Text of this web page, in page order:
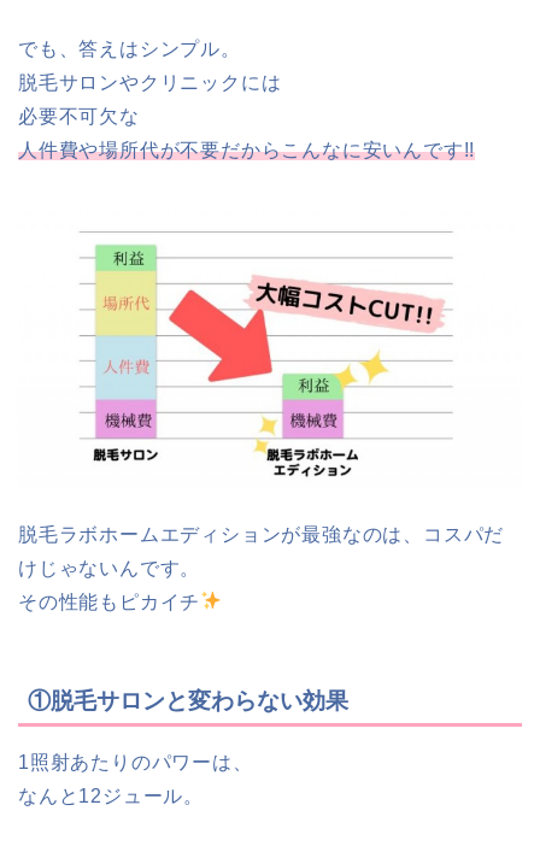
でも、答えはシンプル。
脱毛サロンやクリニックには
必要不可欠な
人件費や場所代が不要だからこんなに安いんです!!
脱毛ラボホームエディションが最強なのは、コスパだ
けじゃないんです。
その性能もピカイチ
①脱毛サロンと変わらない効果
1照射あたりのパワーは、
なんと 12 ジュール。